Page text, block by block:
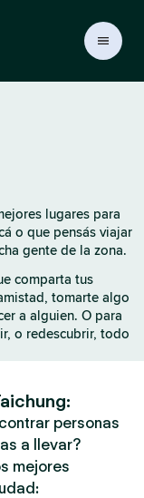
lugares para
o que pensás viajar
gente de la zona.
comparta tus
tomarte algo
a alguien. O para
o redescubrir, todo
personas
a llevar?
mejores